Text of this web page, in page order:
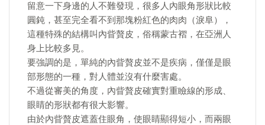
留意一下身邊的人不難發現，很多人內眼角形狀比較
圓鈍，甚至完全看不到那塊粉紅色的肉肉（淚阜），
這種特殊的結構叫內眥贅皮，俗稱蒙古褶，在亞洲人
身上比較多見。
要強調的是，單純的內眥贅皮並不是疾病，僅僅是眼
部形態的一種，對人體並沒有什麼害處。
不過從審美的角度，內眥贅皮確實對重瞼線的形成、
眼睛的形狀都有很大影響。
由於內眥贅皮遮蓋住眼角，使眼睛顯得短小，而兩眼